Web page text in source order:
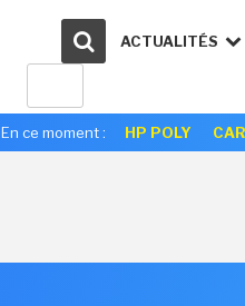
ACTUALITÉS
En ce moment : HP POLY